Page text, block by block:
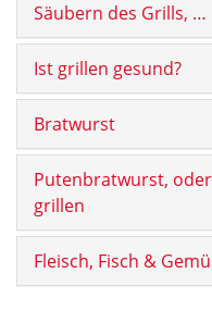
Säubern des Grills, …
Ist grillen gesund?
Bratwurst
Putenbratwurst,
grillen
Fleisch, Fisch &